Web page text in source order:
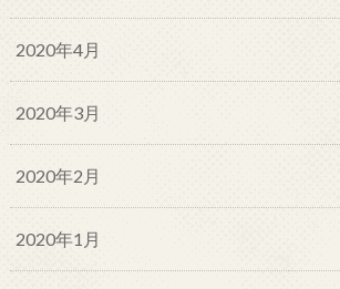
2020年4月
2020年3月
2020年2月
2020年1月